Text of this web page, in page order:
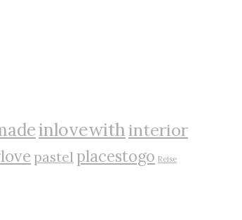
inlovewith interior
pastel placestogo Reise